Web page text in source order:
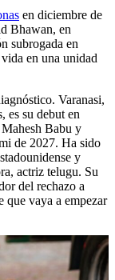
en diciembre de
Bhawan, en
subrogada en
en una unidad
Varanasi,
es su debut en
Babu y
de 2027. Ha sido
y
actriz telugu. Su
del rechazo a
que vaya a empezar